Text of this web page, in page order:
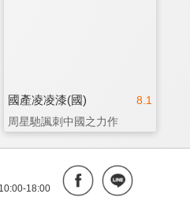
8.1
國產凌凌漆(國)
周星馳諷刺中國之力作
18:00